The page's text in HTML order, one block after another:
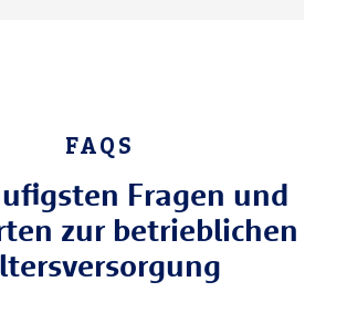
FAQS
Fragen und
zur betrieblichen